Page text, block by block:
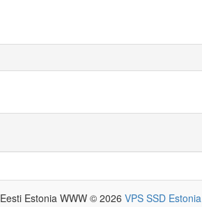
Eesti Estonia WWW © 2026 VPS SSD Estonia